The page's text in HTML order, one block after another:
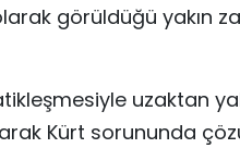
görüldüğü yakın
uzaktan
Kürt sorununda